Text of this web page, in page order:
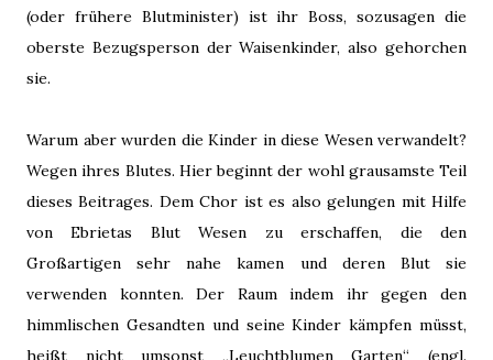
(oder frühere Blutminister) ist ihr Boss, sozusagen die
oberste Bezugsperson der Waisenkinder, also gehorchen
sie.
Warum aber wurden die Kinder in diese Wesen verwandelt?
Wegen ihres Blutes. Hier beginnt der wohl grausamste Teil
dieses Beitrages. Dem Chor ist es also gelungen mit Hilfe
von Ebrietas Blut Wesen zu erschaffen, die den
Großartigen sehr nahe kamen und deren Blut sie
verwenden konnten. Der Raum indem ihr gegen den
himmlischen Gesandten und seine Kinder kämpfen müsst,
heißt nicht umsonst „Leuchtblumen Garten“ (engl.